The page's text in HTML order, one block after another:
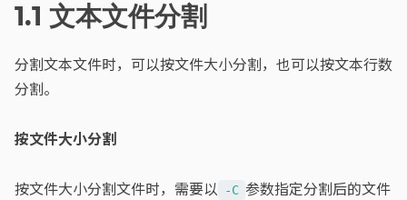
1.1 文本文件分割
分割文本文件时，可以按文件大小分割，也可以按文本行数
分割。
按文件大小分割
按文件大小分割文件时，需要以 -C 参数指定分割后的文件